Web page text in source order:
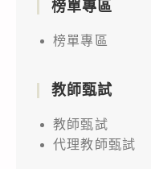
榜單專區
榜單專區
教師甄試
教師甄試
代理教師甄試